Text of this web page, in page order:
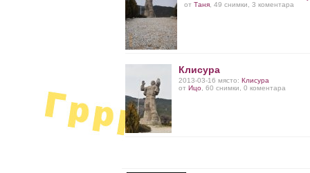
отТаня , 49 снимки, 3 коментара
Клисура
2013-03-16 място:Клисура
отИцо , 60 снимки, 0 коментара